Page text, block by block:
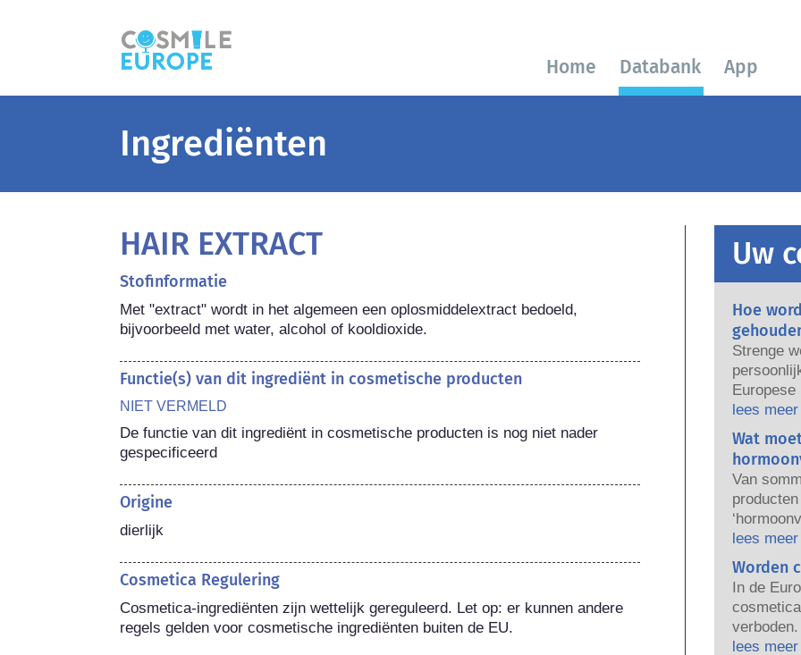
Home Databank App
Ingrediënten
HAIR EXTRACT
Stofinformatie
Met "extract" wordt in het algemeen een oplosmiddelextract bedoeld,
bijvoorbeeld met water, alcohol of kooldioxide.
Functie(s) van dit ingrediënt in cosmetische producten
NIET VERMELD
De functie van dit ingrediënt in cosmetische producten is nog niet nader
gespecificeerd
Origine
dierlijk
Cosmetica Regulering
Cosmetica-ingrediënten zijn wettelijk gereguleerd. Let op: er kunnen andere
regels gelden voor cosmetische ingrediënten buiten de EU.
Uw
Hoe
Strenge
gebruik.
producten
lees meer
Wat
Van
kan
verstoort.
heel
lees meer
Worden
In de
er een
lees meer